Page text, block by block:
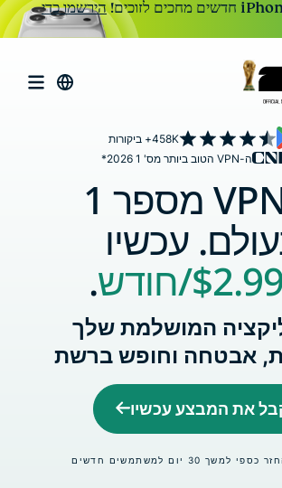
הירשמו כדי
ה-VPN הטוב ביותר מס' 1 2026*
458K+ ביקורות
ה-VPN מספר 1
עכשיו
$2.99/חודש.
המושלמת שלך
אבטחה וחופש ברשת
את המבצע עכשיו
30 יום למשתמשים חדשים